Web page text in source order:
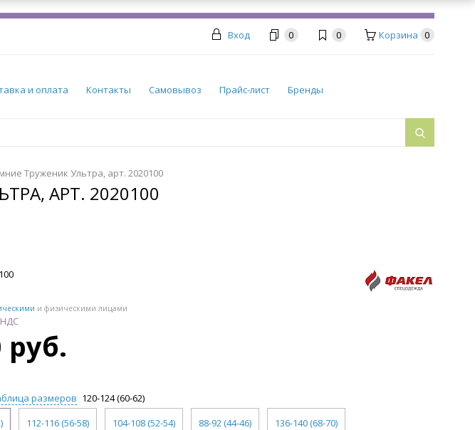
Вход 0 0 Корзина 0
и оплата Контакты Самовывоз Прайс-лист Бренды
Труженик Ультра, арт. 2020100
АРТ. 2020100
и физическими лицами
руб.
размеров 120-124 (60-62)
112-116 (56-58) 104-108 (52-54) 88-92 (44-46) 136-140 (68-70)